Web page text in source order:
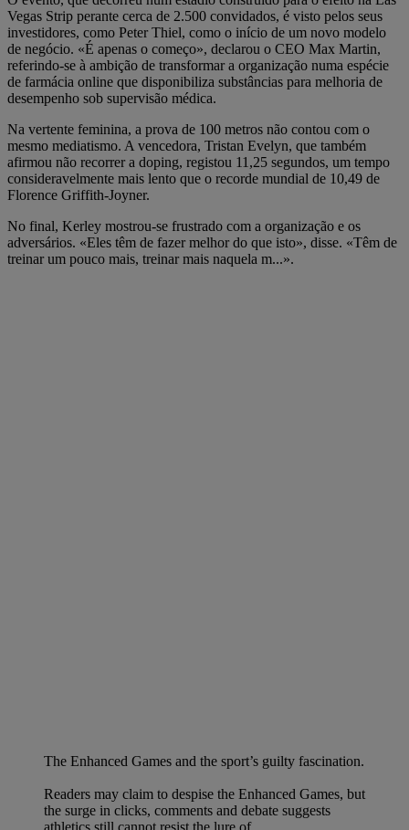
Vegas Strip perante cerca de 2.500 convidados, é visto pelos seus
investidores, como Peter Thiel, como o início de um novo modelo
de negócio. «É apenas o começo», declarou o CEO Max Martin,
referindo-se à ambição de transformar a organização numa espécie
de farmácia online que disponibiliza substâncias para melhoria de
desempenho sob supervisão médica.
Na vertente feminina, a prova de 100 metros não contou com o
mesmo mediatismo. A vencedora, Tristan Evelyn, que também
afirmou não recorrer a doping, registou 11,25 segundos, um tempo
consideravelmente mais lento que o recorde mundial de 10,49 de
Florence Griffith-Joyner.
No final, Kerley mostrou-se frustrado com a organização e os
adversários. «Eles têm de fazer melhor do que isto», disse. «Têm de
treinar um pouco mais, treinar mais naquela m...».
The Enhanced Games and the sport’s guilty fascination.
Readers may claim to despise the Enhanced Games, but
the surge in clicks, comments and debate suggests
athletics still cannot resist the lure of